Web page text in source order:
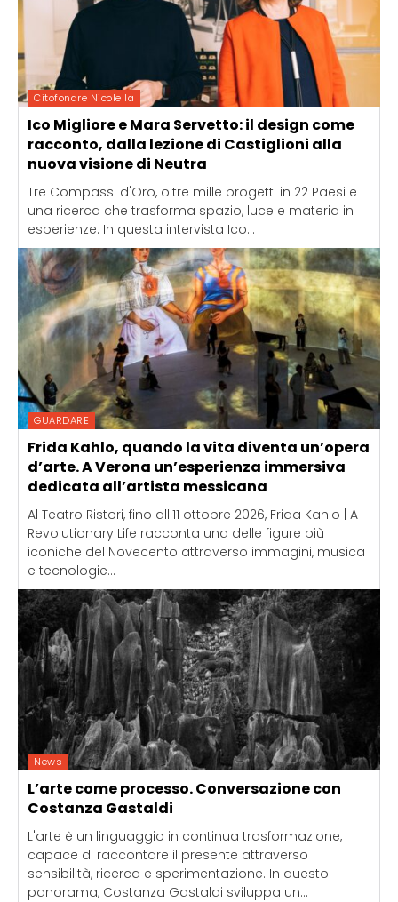
Citofonare Nicolella
Ico Migliore e Mara Servetto: il design come
racconto, dalla lezione di Castiglioni alla
nuova visione di Neutra
Tre Compassi d'Oro, oltre mille progetti in 22 Paesi e
una ricerca che trasforma spazio, luce e materia in
esperienze. In questa intervista Ico...
GUARDARE
Frida Kahlo, quando la vita diventa un’opera
d’arte. A Verona un’esperienza immersiva
dedicata all’artista messicana
Al Teatro Ristori, fino all'11 ottobre 2026, Frida Kahlo | A
Revolutionary Life racconta una delle figure più
iconiche del Novecento attraverso immagini, musica
e tecnologie...
News
L’arte come processo. Conversazione con
Costanza Gastaldi
L'arte è un linguaggio in continua trasformazione,
capace di raccontare il presente attraverso
sensibilità, ricerca e sperimentazione. In questo
panorama, Costanza Gastaldi sviluppa un...